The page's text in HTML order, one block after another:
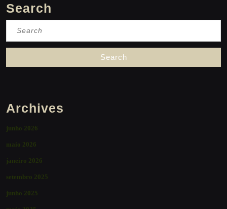
Search
Archives
junho 2026
maio 2026
janeiro 2026
setembro 2025
junho 2025